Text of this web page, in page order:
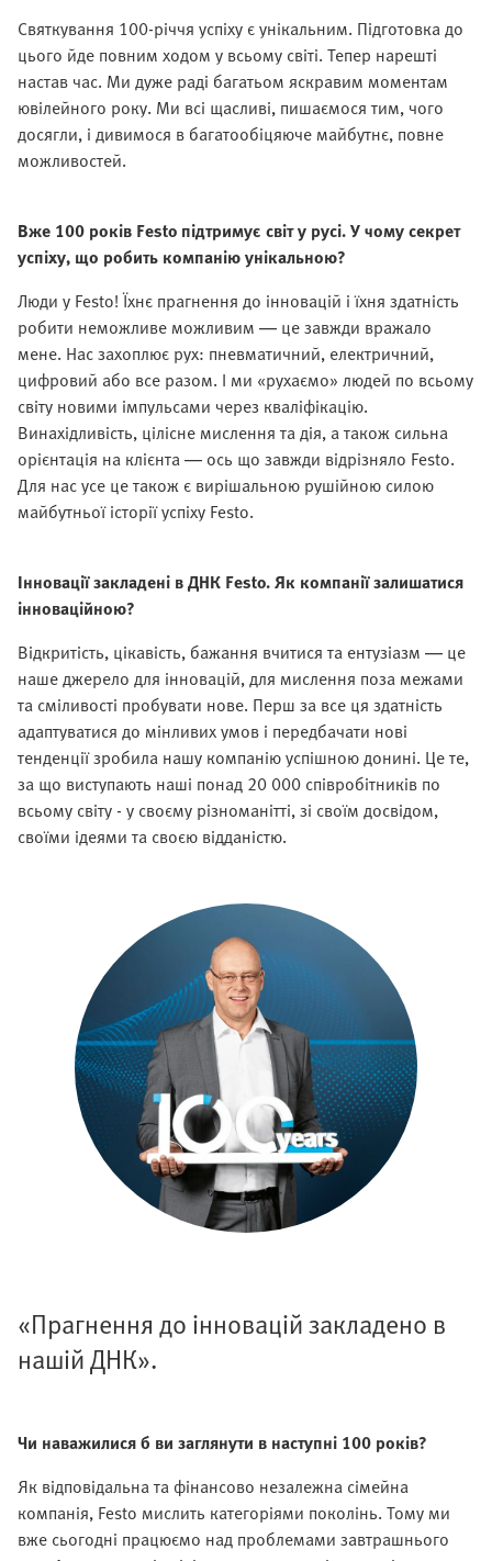
Святкування 100-річчя успіху є унікальним. Підготовка до
цього йде повним ходом у всьому світі. Тепер нарешті
настав час. Ми дуже раді багатьом яскравим моментам
ювілейного року. Ми всі щасливі, пишаємося тим, чого
досягли, і дивимося в багатообіцяюче майбутнє, повне
можливостей.
Вже 100 років Festo підтримує світ у русі. У чому секрет
успіху, що робить компанію унікальною?
Люди у Festo! Їхнє прагнення до інновацій і їхня здатність
робити неможливе можливим — це завжди вражало
мене. Нас захоплює рух: пневматичний, електричний,
цифровий або все разом. І ми «рухаємо» людей по всьому
світу новими імпульсами через кваліфікацію.
Винахідливість, цілісне мислення та дія, а також сильна
орієнтація на клієнта — ось що завжди відрізняло Festo.
Для нас усе це також є вирішальною рушійною силою
майбутньої історії успіху Festo.
Інновації закладені в ДНК Festo. Як компанії залишатися
інноваційною?
Відкритість, цікавість, бажання вчитися та ентузіазм — це
наше джерело для інновацій, для мислення поза межами
та сміливості пробувати нове. Перш за все ця здатність
адаптуватися до мінливих умов і передбачати нові
тенденції зробила нашу компанію успішною донині. Це те,
за що виступають наші понад 20 000 співробітників по
всьому світу - у своєму різноманітті, зі своїм досвідом,
своїми ідеями та своєю відданістю.
«Прагнення до інновацій закладено в
нашій ДНК».
Чи наважилися б ви заглянути в наступні 100 років?
Як відповідальна та фінансово незалежна сімейна
компанія, Festo мислить категоріями поколінь. Тому ми
вже сьогодні працюємо над проблемами завтрашнього